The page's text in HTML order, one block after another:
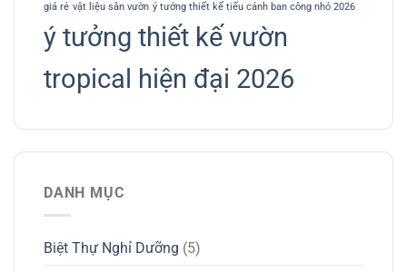
giá rẻ vật liệu sân vườn ý tưởng thiết kế tiểu cảnh ban công nhỏ 2026
ý tưởng thiết kế vườn
tropical hiện đại 2026
DANH MỤC
Biệt Thự Nghỉ Dưỡng (5)